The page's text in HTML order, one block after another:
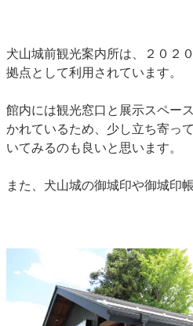
犬山城前観光案内所は、２０２
拠点として利用されています。
館内には観光窓口と展示スペー
かれているため、少し立ち寄っ
いてみるのも良いと思います。
また、犬山城の御城印や御城印